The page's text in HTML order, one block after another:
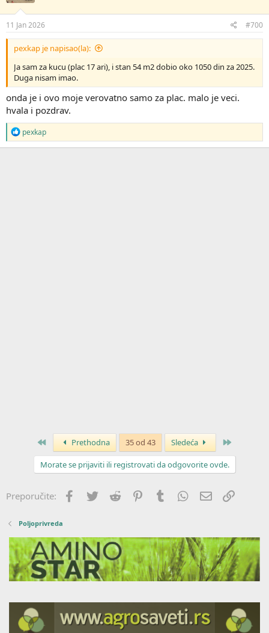
11 Jan 2026 #700
pexkap je napisao(la):
Ja sam za kucu (plac 17 ari), i stan 54 m2 dobio oko 1050 din za 2025.
Duga nisam imao.
onda je i ovo moje verovatno samo za plac. malo je veci.
hvala i pozdrav.
R
e
a
pexkap
Prvo Prethodna 35 od 43 Sledeća
Morate se prijaviti ili registrovati da odgovorite ovde.
Preporučite: Facebook
Twitter Reddit PinterestTumblr WhatsApp
Imejl
Poljoprivreda